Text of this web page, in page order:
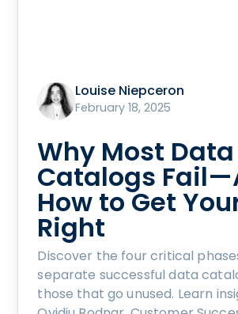
Louise Niepceron
February 18, 2025
Why Most Data
Catalogs
How to Get
Right
Discover the four critical
separate successful data
those that go unused. Learn